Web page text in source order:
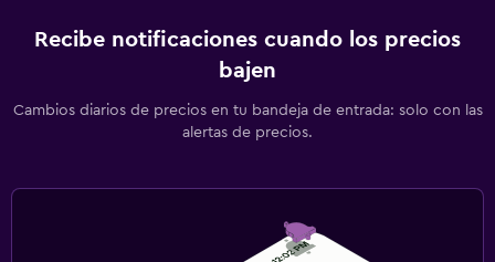
Recibe notificaciones cuando los precios
bajen
Cambios diarios de precios en tu bandeja de entrada: solo con las
alertas de precios.